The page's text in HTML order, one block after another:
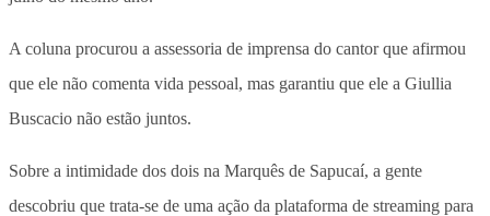
A coluna procurou a assessoria de imprensa do cantor que afirmou
que ele não comenta vida pessoal, mas garantiu que ele a Giullia
Buscacio não estão juntos.
Sobre a intimidade dos dois na Marquês de Sapucaí, a gente
descobriu que trata-se de uma ação da plataforma de streaming para